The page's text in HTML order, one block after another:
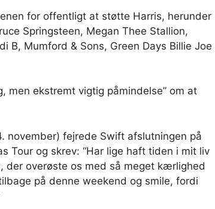
for offentligt at støtte Harris, herunder
Springsteen, Megan Thee Stallion,
B, Mumford & Sons, Green Days Billie Joe
men ekstremt vigtig påmindelse” om at
november) fejrede Swift afslutningen på
Tour og skrev: “Har lige haft tiden i mit liv
der overøste os med så meget kærlighed
på denne weekend og smile, fordi